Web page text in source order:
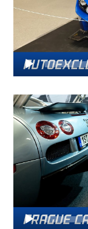
Video
přehrávač